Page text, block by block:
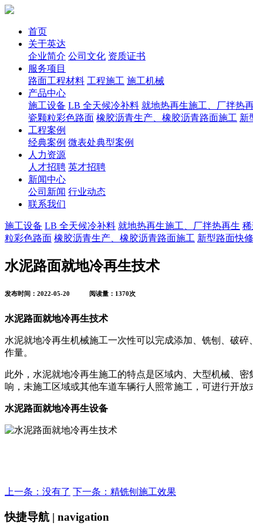
首页
关于英达
企业简介 公司文化 资质证书
服务项目
路面工程材料 工程施工 施工机械
产品中心
施工设备 LB 全天候冷补料 就地热再生施工、厂拌热
瓷颗粒彩色路面 橡胶沥青生产、橡胶沥青路面施工 新
工程案例
经典案例 微表处典型案例
人力资源
人才招聘 英才招聘
新闻中心
公司新闻 行业动态
联系我们
施工设备 LB 全天候冷补料 就地热再生施工、厂拌热再生
粒彩色路面 橡胶沥青生产、橡胶沥青路面施工 新型路面快
水泥路面就地冷再生技术
发布时间：2022-05-20 阅读量：1370次
水泥路面就地冷再生技术
水泥就地冷再生机械施工一次性可以完成添加、铣刨、破
作量。
此外，水泥就地冷再生施工的特点是区域内、大型机械、
响，未施工区域或其他车道车辆行人照常施工，可进行开放
水泥路面就地冷再生设备
上一条：没有了 下一条：精铣刨施工效果
快捷导航 | navigation